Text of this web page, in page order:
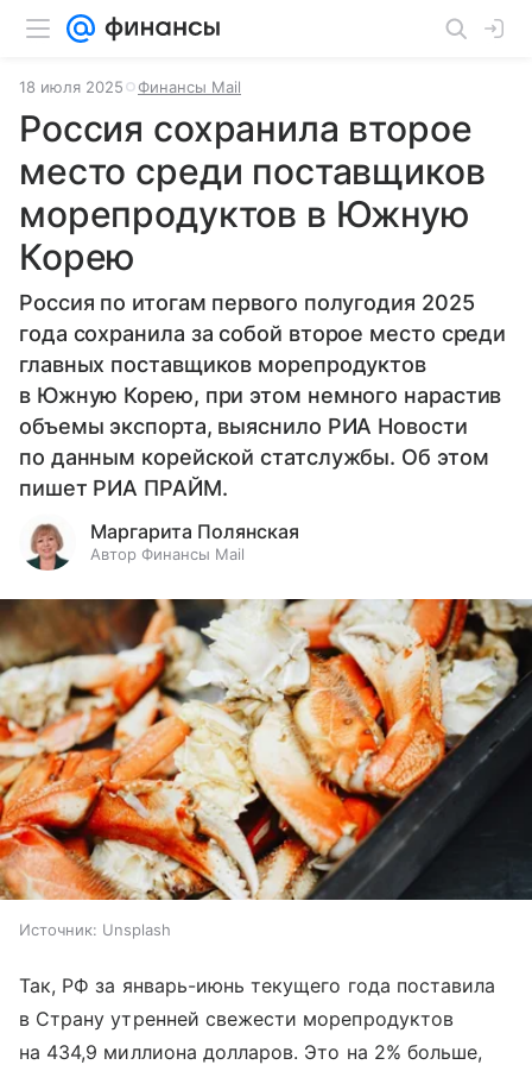
18 июля 2025 Финансы Mail
Россия сохранила второе
место среди поставщиков
морепродуктов в Южную
Корею
Россия по итогам первого полугодия 2025
года сохранила за собой второе место среди
главных поставщиков морепродуктов
в Южную Корею, при этом немного нарастив
объемы экспорта, выяснило РИА Новости
по данным корейской статслужбы. Об этом
пишет РИА ПРАЙМ.
Маргарита Полянская
Автор Финансы Mail
Источник: Unsplash
Так, РФ за январь-июнь текущего года поставила
в Страну утренней свежести морепродуктов
на 434,9 миллиона долларов. Это на 2% больше,